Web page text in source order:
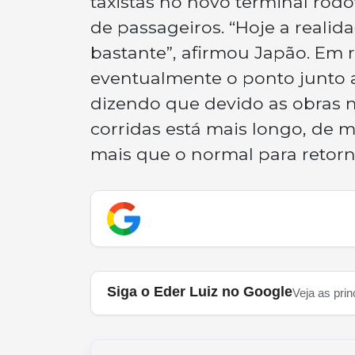
de passageiros. “Hoje a
bastante”, afirmou Japão.
eventualmente o ponto junto
dizendo que devido as obras
corridas está mais longo, de
mais que o normal para
Siga o Eder Luiz no GoogleVeja as